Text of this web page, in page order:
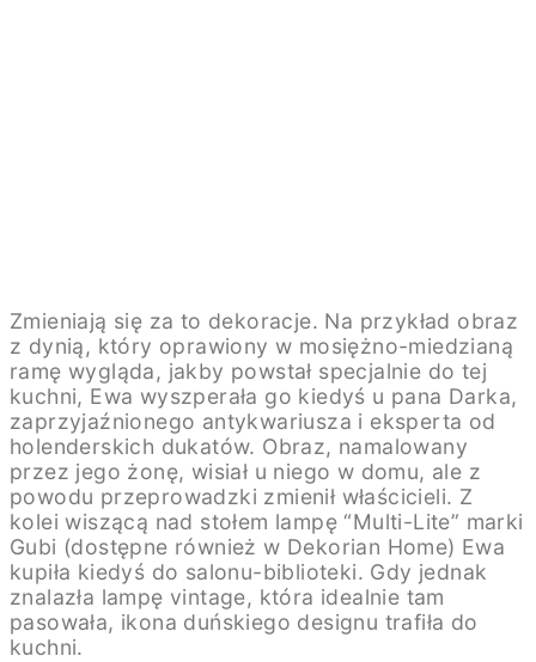
Zmieniają się za to dekoracje. Na przykład obraz
z dynią, który oprawiony w mosiężno-miedzianą
ramę wygląda, jakby powstał specjalnie do tej
kuchni, Ewa wyszperała go kiedyś u pana Darka,
zaprzyjaźnionego antykwariusza i eksperta od
holenderskich dukatów. Obraz, namalowany
przez jego żonę, wisiał u niego w domu, ale z
powodu przeprowadzki zmienił właścicieli. Z
kolei wiszącą nad stołem lampę “Multi-Lite” marki
Gubi (dostępne również w Dekorian Home) Ewa
kupiła kiedyś do salonu-biblioteki. Gdy jednak
znalazła lampę vintage, która idealnie tam
pasowała, ikona duńskiego designu trafiła do
kuchni.